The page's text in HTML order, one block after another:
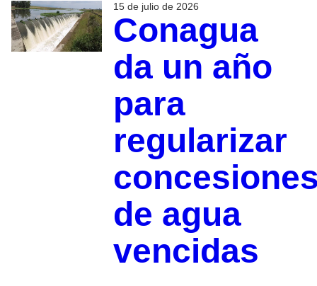
15 de julio de 2026
Conagua
da un año
para
regularizar
de agua
vencidas